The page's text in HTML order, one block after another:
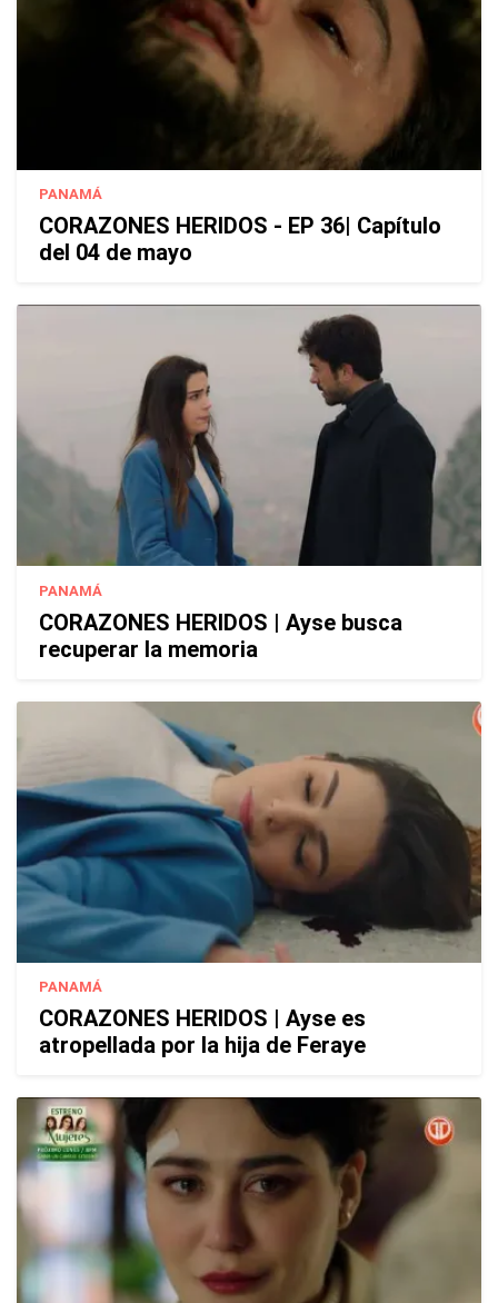
PANAMÁ
CORAZONES HERIDOS - EP 36| Capítulo
del 04 de mayo
PANAMÁ
CORAZONES HERIDOS | Ayse busca
recuperar la memoria
PANAMÁ
CORAZONES HERIDOS | Ayse es
atropellada por la hija de Feraye